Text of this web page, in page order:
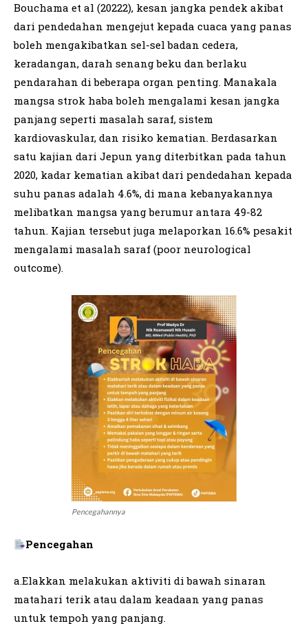
Bouchama et al (20222), kesan jangka pendek akibat
dari pendedahan mengejut kepada cuaca yang panas
boleh mengakibatkan sel-sel badan cedera,
keradangan, darah senang beku dan berlaku
pendarahan di beberapa organ penting. Manakala
mangsa strok haba boleh mengalami kesan jangka
panjang seperti masalah saraf, sistem
kardiovaskular, dan risiko kematian. Berdasarkan
satu kajian dari Jepun yang diterbitkan pada tahun
2020, kadar kematian akibat dari pendedahan kepada
suhu panas adalah 4.6%, di mana kebanyakannya
melibatkan mangsa yang berumur antara 49-82
tahun. Kajian tersebut juga melaporkan 16.6% pesakit
mengalami masalah saraf (poor neurological
outcome).
Pencegahannya
Pencegahan
a.Elakkan melakukan aktiviti di bawah sinaran
matahari terik atau dalam keadaan yang panas
untuk tempoh yang panjang.